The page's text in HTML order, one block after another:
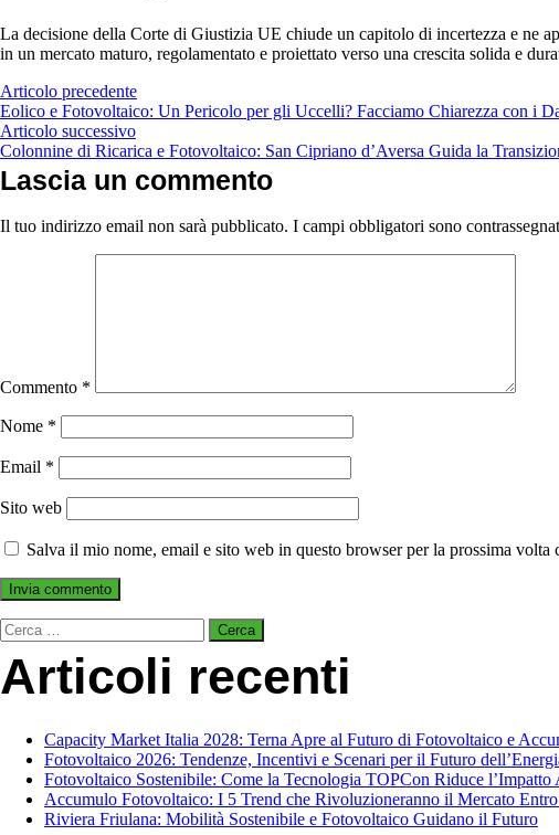
La decisione della Corte di Giustizia UE chiude un capitolo di incertezza e ne
in un mercato maturo, regolamentato e proiettato verso una crescita solida e
Articolo precedente
Eolico e Fotovoltaico: Un Pericolo per gli Uccelli? Facciamo Chiarezza con i
Articolo successivo
Colonnine di Ricarica e Fotovoltaico: San Cipriano d’Aversa Guida la
Lascia un commento
Il tuo indirizzo email non sarà pubblicato. I campi obbligatori sono
Commento *
Nome *
Email *
Sito web
Salva il mio nome, email e sito web in questo browser per la prossima volta
Ricerca
per:
Articoli recenti
Capacity Market Italia 2028: Terna Apre al Futuro di Fotovoltaico e
Fotovoltaico 2026: Tendenze, Incentivi e Scenari per il Futuro
Fotovoltaico Sostenibile: Come la Tecnologia TOPCon Riduce l’Impatto
Accumulo Fotovoltaico: I 5 Trend che Rivoluzioneranno il Mercato
Riviera Friulana: Mobilità Sostenibile e Fotovoltaico Guidano il Futuro